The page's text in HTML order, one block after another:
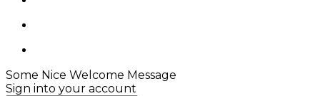
Some Nice Welcome Message
Sign into your account